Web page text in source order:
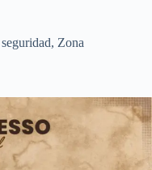
seguridad, Zona